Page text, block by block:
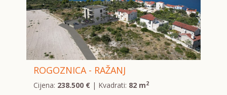
ROGOZNICA - RAŽANJ
Cijena: 238.500 €| Kvadrati: 82 m2